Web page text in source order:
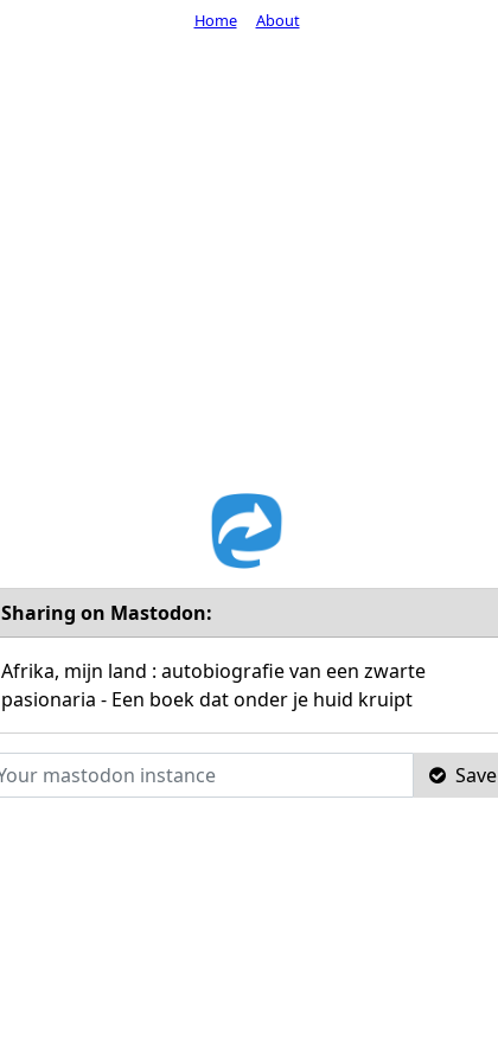
Sharing on Mastodon:
Afrika, mijn land : autobiografie van een zwarte
pasionaria - Een boek dat onder je huid kruipt
Save
Home About